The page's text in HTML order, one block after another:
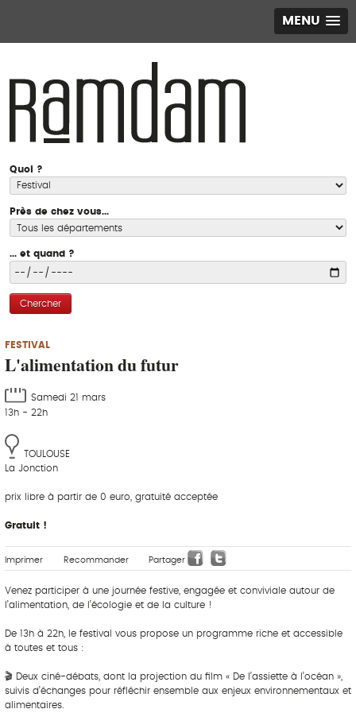
MENU
Quoi ?
Près de chez vous...
... et quand ?
Chercher
FESTIVAL
L'alimentation du futur
Samedi 21 mars
13h - 22h
TOULOUSE
La Jonction
prix libre à partir de 0 euro, gratuité acceptée
Gratuit !
Imprimer Recommander Partager
Venez participer à une journée festive, engagée et conviviale autour de
l’alimentation, de l’écologie et de la culture !
De 13h à 22h, le festival vous propose un programme riche et accessible
à toutes et tous :
🎬 Deux ciné-débats, dont la projection du film « De l’assiette à l’océan »,
suivis d’échanges pour réfléchir ensemble aux enjeux environnementaux et
alimentaires.